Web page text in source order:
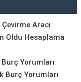
Aracı
Oldu Hesaplama
Yorumları
Burç Yorumları